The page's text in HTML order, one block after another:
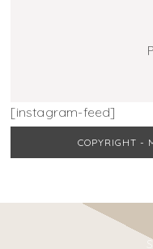
[instagram-feed]
COPYRIGHT -